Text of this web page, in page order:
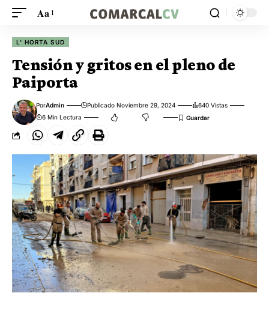
Aa
L' HORTA SUD
Tensión y gritos en el pleno de
Paiporta
PorAdmin Publicado Noviembre 29, 2024
640 Vistas
6 Min Lectura